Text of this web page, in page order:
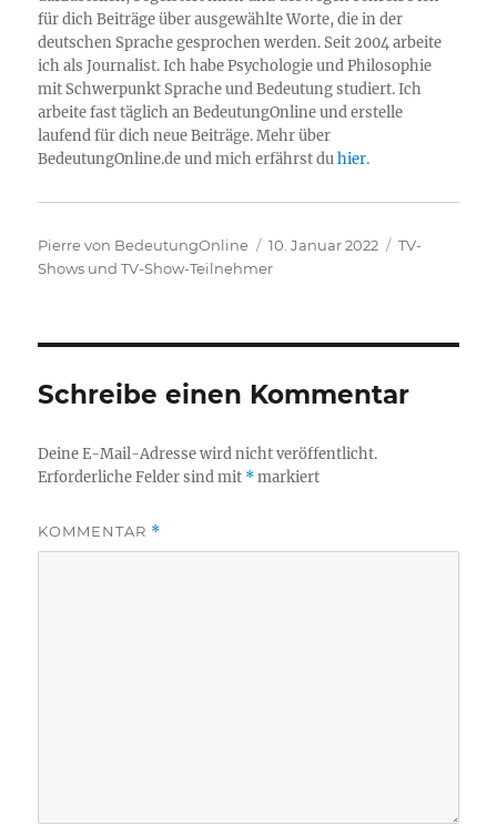
für dich Beiträge über ausgewählte Worte, die in der
deutschen Sprache gesprochen werden. Seit 2004 arbeite
ich als Journalist. Ich habe Psychologie und Philosophie
mit Schwerpunkt Sprache und Bedeutung studiert. Ich
arbeite fast täglich an BedeutungOnline und erstelle
laufend für dich neue Beiträge. Mehr über
BedeutungOnline.de und mich erfährst duhier.
Autor
Pierre von BedeutungOnline
Veröffentlicht
am
10. Januar 2022 Kategorien
TV-
Shows und TV-Show-Teilnehmer
Schreibe einen Kommentar
Deine E-Mail-Adresse wird nicht veröffentlicht.
Erforderliche Felder sind mit *markiert
KOMMENTAR *